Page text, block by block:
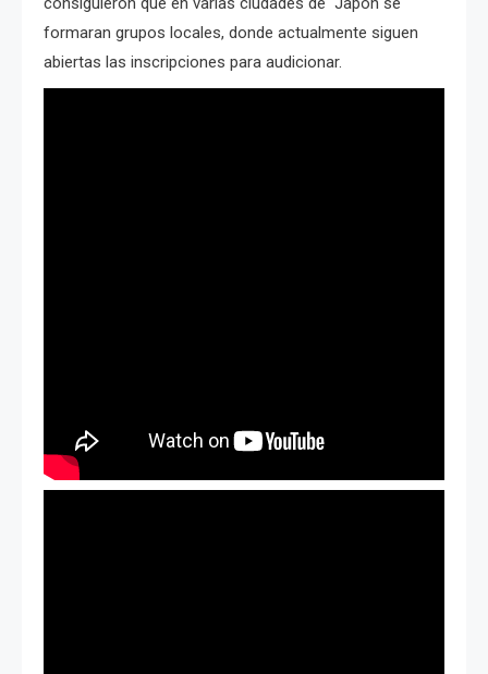
formaran grupos locales, donde actualmente siguen
abiertas las inscripciones para audicionar.